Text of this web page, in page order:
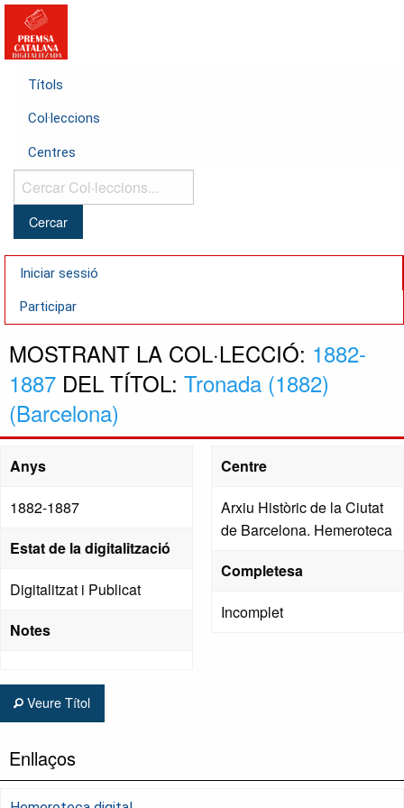
Títols
Col·leccions
Centres
Cercar
Col·leccions...
Iniciar sessió
Participar
MOSTRANT LA COL·LECCIÓ: 1882-
1887 DEL TÍTOL: Tronada (1882)
(Barcelona)
Anys
1882-1887
Estat de la digitalització
Digitalitzat i Publicat
Notes
Centre
Arxiu Històric de la Ciutat
de Barcelona. Hemeroteca
Completesa
Incomplet
Veure Títol
Enllaços